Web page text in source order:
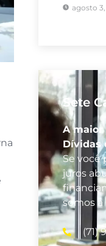
agosto
Sete
A maior
Dívidas
Se você
juros
somos
(71)